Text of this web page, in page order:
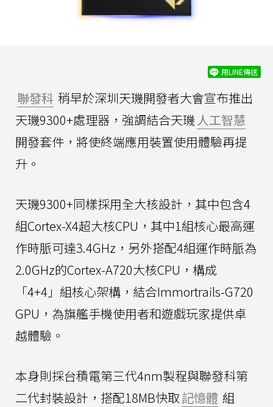
用LINE傳送
聯發科 稍早於深圳天璣開發者大會宣布推出
天璣9300+處理器，強調結合天璣 人工智慧
開發套件，將使終端應用裝置使用體驗再提
升。
天璣9300+同樣採用全大核設計，其中包含4
組Cortex-X4超大核CPU，其中1組核心最高運
作時脈可達3.4GHz，另外搭配4組運作時脈為
2.0GHz的Cortex-A720大核CPU，構成
「4+4」組核心架構，結合Immortrails-G720
GPU，為旗艦手機使用者和遊戲玩家提供卓
越體驗。
本身則採台積電第三代4nm製程與聯發科第
二代封裝設計，搭配18MB快取記憶體 組